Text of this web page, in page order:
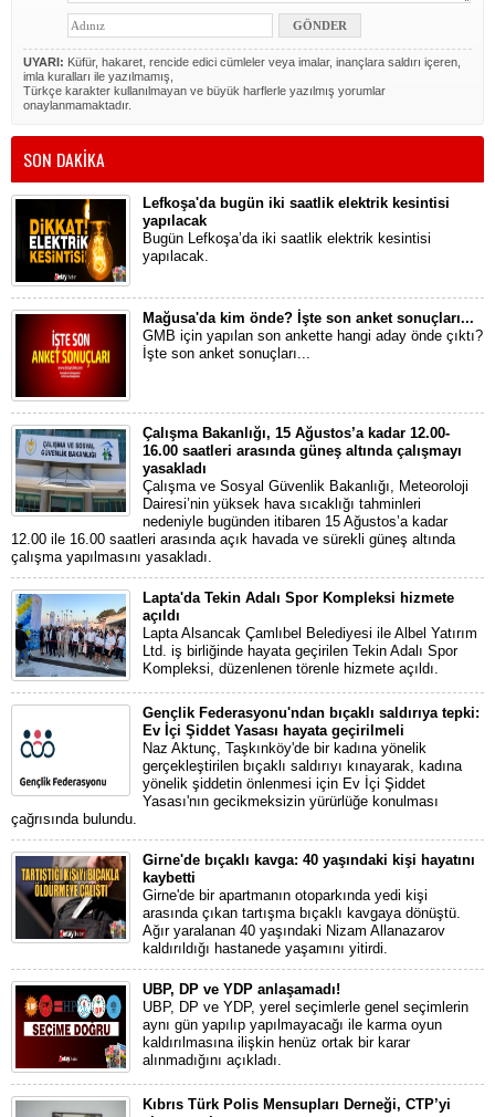
UYARI: Küfür, hakaret, rencide edici cümleler veya imalar, inançlara saldırı içeren,
imla kuralları ile yazılmamış,
Türkçe karakter kullanılmayan ve büyük harflerle yazılmış yorumlar
onaylanmamaktadır.
SON DAKİKA
Lefkoşa'da bugün iki saatlik elektrik kesintisi
yapılacak
Bugün Lefkoşa’da iki saatlik elektrik kesintisi
yapılacak.
Mağusa'da kim önde? İşte son anket sonuçları...
GMB için yapılan son ankette hangi aday önde çıktı?
İşte son anket sonuçları...
Çalışma Bakanlığı, 15 Ağustos’a kadar 12.00-
16.00 saatleri arasında güneş altında çalışmayı
yasakladı
Çalışma ve Sosyal Güvenlik Bakanlığı, Meteoroloji
Dairesi’nin yüksek hava sıcaklığı tahminleri
nedeniyle bugünden itibaren 15 Ağustos’a kadar
12.00 ile 16.00 saatleri arasında açık havada ve sürekli güneş altında
çalışma yapılmasını yasakladı.
Lapta'da Tekin Adalı Spor Kompleksi hizmete
açıldı
Lapta Alsancak Çamlıbel Belediyesi ile Albel Yatırım
Ltd. iş birliğinde hayata geçirilen Tekin Adalı Spor
Kompleksi, düzenlenen törenle hizmete açıldı.
Gençlik Federasyonu'ndan bıçaklı saldırıya tepki:
Ev İçi Şiddet Yasası hayata geçirilmeli
Naz Aktunç, Taşkınköy'de bir kadına yönelik
gerçekleştirilen bıçaklı saldırıyı kınayarak, kadına
yönelik şiddetin önlenmesi için Ev İçi Şiddet
Yasası'nın gecikmeksizin yürürlüğe konulması
çağrısında bulundu.
Girne'de bıçaklı kavga: 40 yaşındaki kişi hayatını
kaybetti
Girne'de bir apartmanın otoparkında yedi kişi
arasında çıkan tartışma bıçaklı kavgaya dönüştü.
Ağır yaralanan 40 yaşındaki Nizam Allanazarov
kaldırıldığı hastanede yaşamını yitirdi.
UBP, DP ve YDP anlaşamadı!
UBP, DP ve YDP, yerel seçimlerle genel seçimlerin
aynı gün yapılıp yapılmayacağı ile karma oyun
kaldırılmasına ilişkin henüz ortak bir karar
alınmadığını açıkladı.
Kıbrıs Türk Polis Mensupları Derneği, CTP’yi